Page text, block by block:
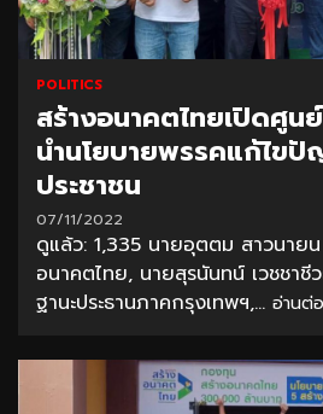
POLITICS
สร้างอนาคตไทยเปิดศู
นำนโยบายพรรคแก้ไขปั
ประชาชน
07/11/2022
ดูแล้ว: 1,335 นายอุตตม สาวนาย
อนาคตไทย, นายสุรนันทน์ เวชชาชี
ฐานะประธานภาคกรุงเทพฯ,... อ่านต่อ